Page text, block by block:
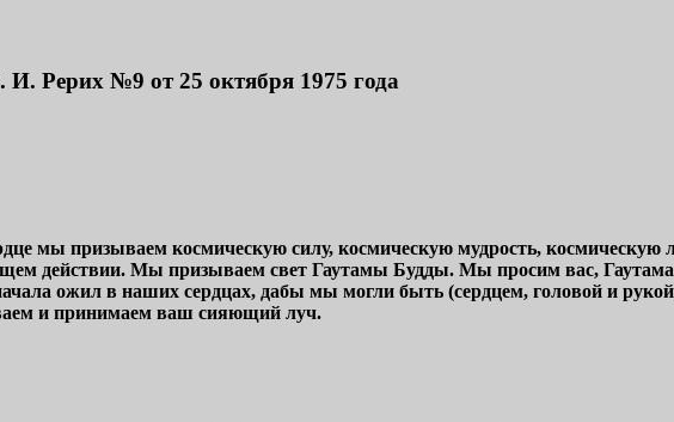
Рерих №9 от 25 октября 1975 года
мы призываем космическую силу, космическую мудрость,
действии. Мы призываем свет Гаутамы Будды. Мы просим вас,
ожил в наших сердцах, дабы мы могли быть (сердцем, головой и
и принимаем ваш сияющий луч.